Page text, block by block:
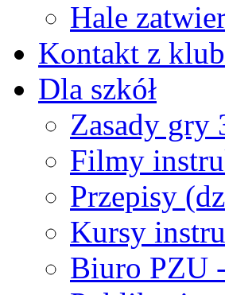
Hale
Kontakt z
Dla szkół
Zasady gry
Filmy
Przepisy
Kursy
Biuro PZU